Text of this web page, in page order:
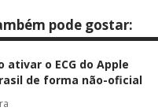
pode gostar:
ativar o ECG do Apple
de forma não-oficial